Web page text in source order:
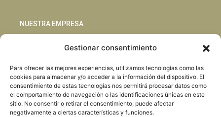
Gestionar consentimiento
Para ofrecer las mejores experiencias, utilizamos tecnologías como las
cookies para almacenar y/o acceder a la información del dispositivo. El
consentimiento de estas tecnologías nos permitirá procesar datos como
el comportamiento de navegación o las identificaciones únicas en este
sitio. No consentir o retirar el consentimiento, puede afectar
negativamente a ciertas características y funciones.
NUESTRA EMPRESA
Blog
Habla con nosotros